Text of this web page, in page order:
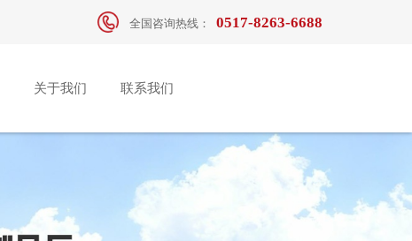
全国咨询热线： 0517-8263-6688
关于我们 联系我们